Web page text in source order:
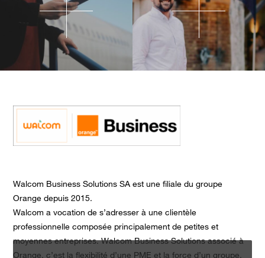
Walcom Business Solutions SA est une filiale du groupe
Orange depuis 2015.
Walcom a vocation de s’adresser à une clientèle
professionnelle composée principalement de petites et
moyennes entreprises. Walcom Business Solutions associé à
Orange, c’est la flexibilité d’une PME et la force d’un groupe.